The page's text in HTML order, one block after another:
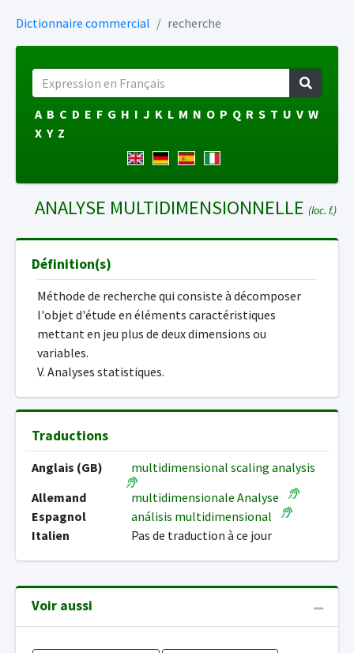
Dictionnaire commercial recherche
A B C D E F G H I J K L M N O P Q R S T U V W
X Y Z
ANALYSE MULTIDIMENSIONNELLE (loc. f.)
Définition(s)
Méthode de recherche qui consiste à décomposer
l'objet d'étude en éléments caractéristiques
mettant en jeu plus de deux dimensions ou
variables.
V. Analyses statistiques.
Traductions
Anglais (GB)
multidimensional scaling analysis
Allemand
multidimensionale Analyse
Espagnol
análisis multidimensional
Italien
Pas de traduction à ce jour
Voir aussi